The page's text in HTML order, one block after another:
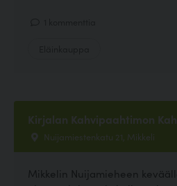
Kirjalan Kahvipaahtimon
Nuijamiestenkatu 21, Mikkeli
Mikkelin Nuijamieheen